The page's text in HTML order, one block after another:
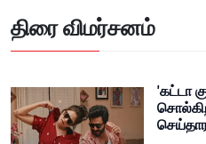
திரை விமர்சனம்
1 month